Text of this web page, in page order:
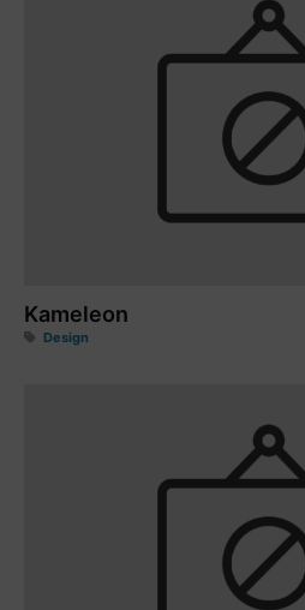
Kameleon
Design